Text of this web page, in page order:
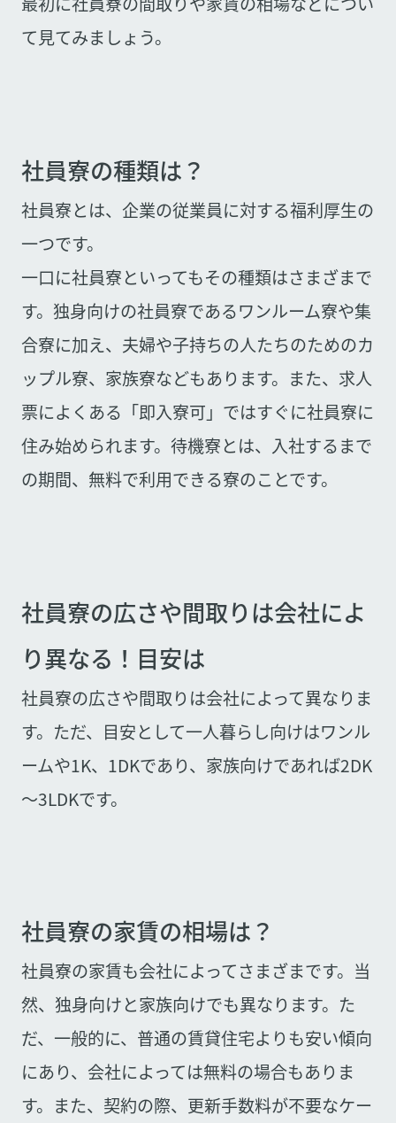
て見てみましょう。
社員寮の種類は？
社員寮とは、企業の従業員に対する福利厚生の
一つです。
一口に社員寮といってもその種類はさまざまで
す。独身向けの社員寮であるワンルーム寮や集
合寮に加え、夫婦や子持ちの人たちのためのカ
ップル寮、家族寮などもあります。また、求人
票によくある「即入寮可」ではすぐに社員寮に
住み始められます。待機寮とは、入社するまで
の期間、無料で利用できる寮のことです。
社員寮の広さや間取りは会社によ
り異なる！目安は
社員寮の広さや間取りは会社によって異なりま
す。ただ、目安として一人暮らし向けはワンル
ームや1K、1DKであり、家族向けであれば2DK
～3LDKです。
社員寮の家賃の相場は？
社員寮の家賃も会社によってさまざまです。当
然、独身向けと家族向けでも異なります。た
だ、一般的に、普通の賃貸住宅よりも安い傾向
にあり、会社によっては無料の場合もありま
す。また、契約の際、更新手数料が不要なケー